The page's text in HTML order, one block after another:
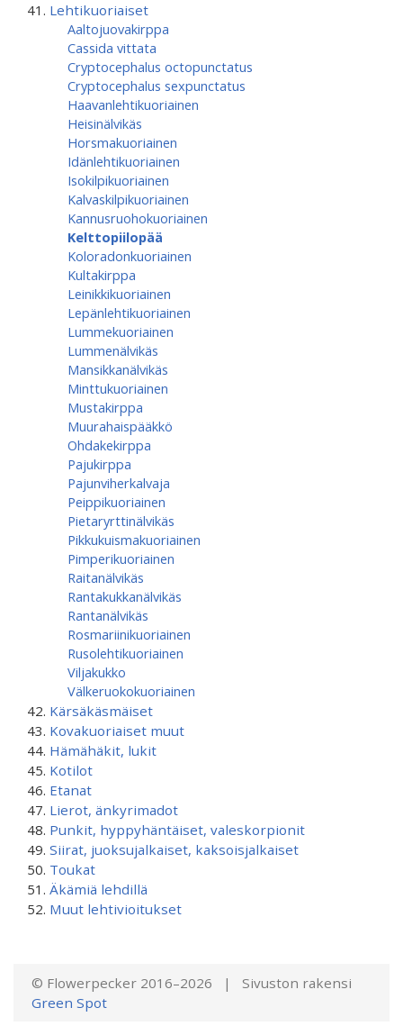
Lehtikuoriaiset
Aaltojuovakirppa
Cassida vittata
Cryptocephalus octopunctatus
Cryptocephalus sexpunctatus
Haavanlehtikuoriainen
Heisinälvikäs
Horsmakuoriainen
Idänlehtikuoriainen
Isokilpikuoriainen
Kalvaskilpikuoriainen
Kannusruohokuoriainen
Kelttopiilopää
Koloradonkuoriainen
Kultakirppa
Leinikkikuoriainen
Lepänlehtikuoriainen
Lummekuoriainen
Lummenälvikäs
Mansikkanälvikäs
Minttukuoriainen
Mustakirppa
Muurahaispääkkö
Ohdakekirppa
Pajukirppa
Pajunviherkalvaja
Peippikuoriainen
Pietaryrttinälvikäs
Pikkukuismakuoriainen
Pimperikuoriainen
Raitanälvikäs
Rantakukkanälvikäs
Rantanälvikäs
Rosmariinikuoriainen
Rusolehtikuoriainen
Viljakukko
Välkeruokokuoriainen
Kärsäkäsmäiset
Kovakuoriaiset muut
Hämähäkit, lukit
Kotilot
Etanat
Lierot, änkyrimadot
Punkit, hyppyhäntäiset, valeskorpionit
Siirat, juoksujalkaiset, kaksoisjalkaiset
Toukat
Äkämiä lehdillä
Muut lehtivioitukset
© Flowerpecker 2016–2026 | Sivuston rakensi
Green Spot